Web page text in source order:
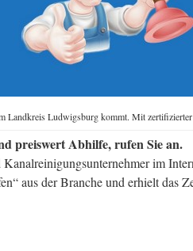
Landkreis Ludwigsburg kommt. Mit
preiswert Abhilfe, rufen Sie an.
im
aus der Branche und erhielt das